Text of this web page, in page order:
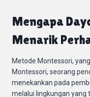
Mengapa
Menarik
Metode Montessori,
Montessori, seorang
menekankan pada
melalui lingkungan yang